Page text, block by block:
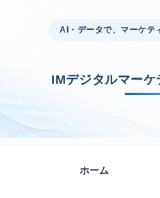
AI・データで、マーケテ
IMデジタルマー
ホーム